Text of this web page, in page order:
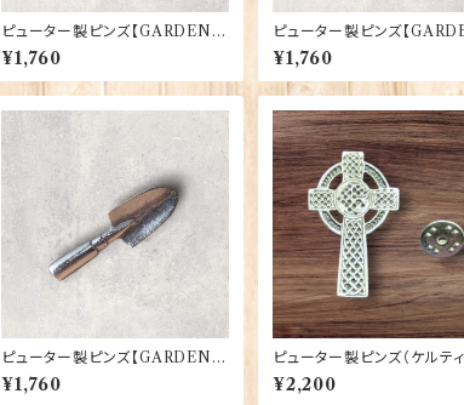
ピューター製ピンズ【GARDENE
RS FORK】Cadogan 90166-X
WTP167
¥1,760
ピューター製ピンズ【
OOT】Cadogan 90166-
P166
¥1,760
ピューター製ピンズ【GARDEN T
ROWEL】Cadogan 90166-X
WTP164
¥1,760
ピューター製ピンズ（ケルテ
クロス）【Cadogan】 s-
HLP0157
¥2,200